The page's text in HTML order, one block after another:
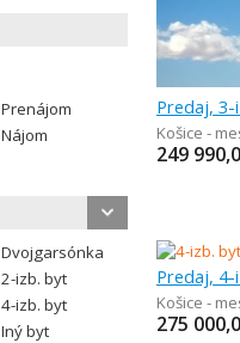
Prenájom
Nájom
Dvojgarsónka
2-izb. byt
4-izb. byt
Iný byt
Predaj,
Košice -
249
Predaj,
Košice -
275